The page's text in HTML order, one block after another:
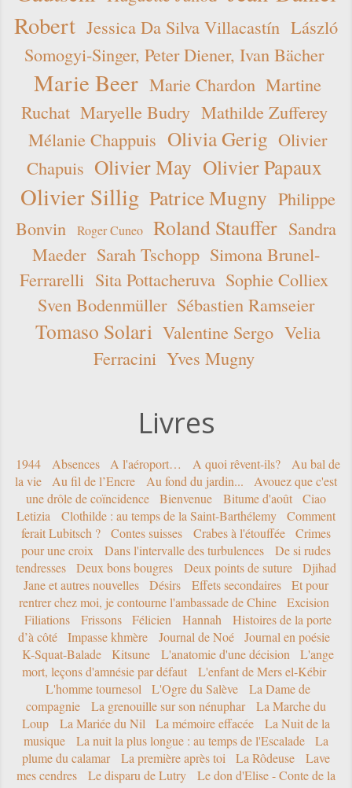
Robert Jessica Da Silva Villacastín László
Somogyi-Singer, Peter Diener, Ivan Bächer
Marie Beer Marie Chardon Martine
Ruchat Maryelle Budry Mathilde Zufferey
Mélanie Chappuis Olivia Gerig Olivier
Chapuis Olivier May Olivier Papaux
Olivier Sillig Patrice Mugny Philippe
Bonvin
Roger Cuneo Roland Stauffer Sandra
Maeder Sarah Tschopp Simona Brunel-
Ferrarelli Sita Pottacheruva Sophie Colliex
Sven Bodenmüller Sébastien Ramseier
Tomaso Solari Valentine Sergo Velia
Ferracini Yves Mugny
Livres
1944 Absences A l'aéroport… A quoi rêvent-ils?
Au bal de
la vie
Au fil de l’Encre Au fond du jardin...
Avouez que c'est
une drôle de coïncidence
Bienvenue Bitume d'août
Ciao
Letizia
Clothilde : au temps de la Saint-Barthélemy
Comment
ferait Lubitsch ?
Contes suisses Crabes à l'étouffée
Crimes
pour une croix
Dans l'intervalle des turbulences
De si rudes
tendresses
Deux bons bougres Deux points de suture
Djihad
Jane et autres nouvelles
Désirs Effets secondaires
Et pour
rentrer chez moi, je contourne l'ambassade de Chine
Excision
Filiations
Frissons Félicien Hannah
Histoires de la porte
d’à côté
Impasse khmère Journal de Noé
Journal en poésie
K-Squat-Balade
Kitsune L'anatomie d'une décision
L'ange
mort, leçons d'amnésie par défaut
L'enfant de Mers el-Kébir
L'homme tournesol
L'Ogre du Salève
La Dame de
compagnie
La grenouille sur son nénuphar
La Marche du
Loup
La Mariée du Nil La mémoire effacée
La Nuit de la
musique
La nuit la plus longue : au temps de l'Escalade
La
plume du calamar
La première après toi La Rôdeuse
Lave
mes cendres
Le disparu de Lutry
Le don d'Elise - Conte de la